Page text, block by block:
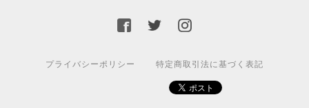
プライバシーポリシー 特定商取引法に基づく表記